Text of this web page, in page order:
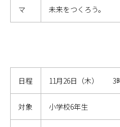
マ 未来をつくろう。
日程 11月26日（木） 3
対象 小学校6年生